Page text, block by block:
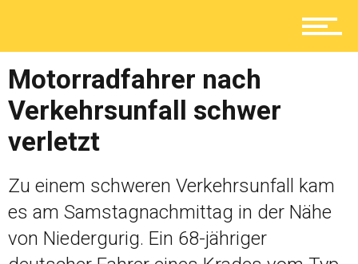
Ratgeber
Service
Kolumne
Motorradfahrer nach
Verkehrsunfall schwer
verletzt
Zu einem schweren Verkehrsunfall kam
es am Samstagnachmittag in der Nähe
von Niedergurig. Ein 68-jähriger